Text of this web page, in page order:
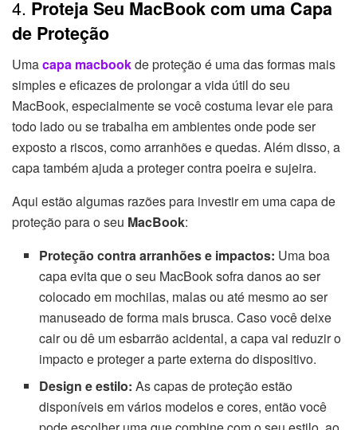
4. Proteja Seu MacBook com uma Capa
de Proteção
Umacapa macbookde proteção é uma das formas mais
simples e eficazes de prolongar a vida útil do seu
MacBook, especialmente se você costuma levar ele para
todo lado ou se trabalha em ambientes onde pode ser
exposto a riscos, como arranhões e quedas. Além disso, a
capa também ajuda a proteger contra poeira e sujeira.
Aqui estão algumas razões para investir em uma capa de
proteção para o seu MacBook:
Proteção contra arranhões e impactos: Uma boa
capa evita que o seu MacBook sofra danos ao ser
colocado em mochilas, malas ou até mesmo ao ser
manuseado de forma mais brusca. Caso você deixe
cair ou dê um esbarrão acidental, a capa vai reduzir o
impacto e proteger a parte externa do dispositivo.
Design e estilo: As capas de proteção estão
disponíveis em vários modelos e cores, então você